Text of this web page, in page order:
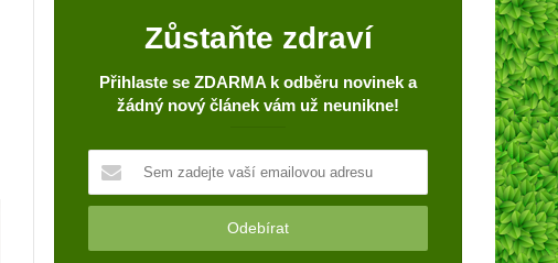
Zůstaňte zdraví
Přihlaste se ZDARMA k odběru novinek a
žádný nový článek vám už neunikne!
m
a